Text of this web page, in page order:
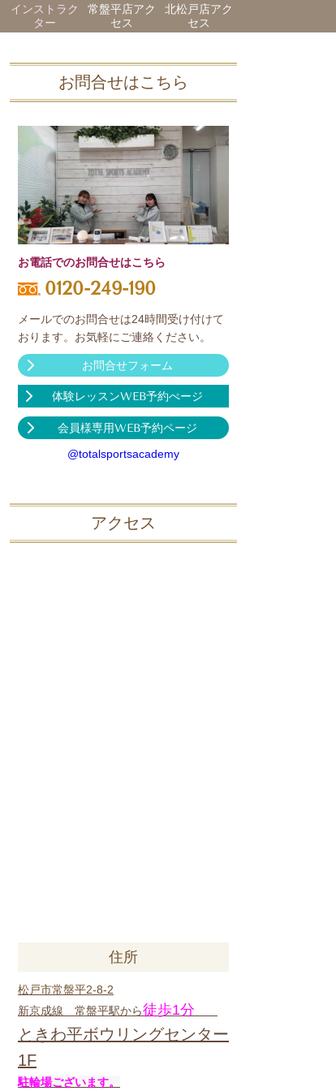
インストラク
ター
常盤平店アク
セス
北松戸店アク
セス
お問合せはこちら
お電話でのお問合せはこちら
0120-249-190
メールでのお問合せは24時間受け付けて
おります。お気軽にご連絡ください。
お問合せフォーム
体験レッスンWEB予約ぺージ
会員様専用WEB予約ページ
@totalsportsacademy
アクセス
住所
松戸市常盤平2-8-2
新京成線 常盤平駅から徒歩1分
ときわ平ボウリングセンター
1F
駐輪場ございます。